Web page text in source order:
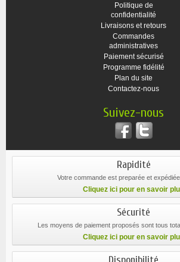
Politique de
confidentialité
Livraisons et retours
Commandes
administratives
Paiement sécurisé
Programme fidélité
Plan du site
Contactez-nous
Suivez-nous
Rapidité
Votre commande est preparée et
Cliquez ici pour en savoir
Sécurité
Les moyens de paiement proposés sont tous
Cliquez ici pour en savoir